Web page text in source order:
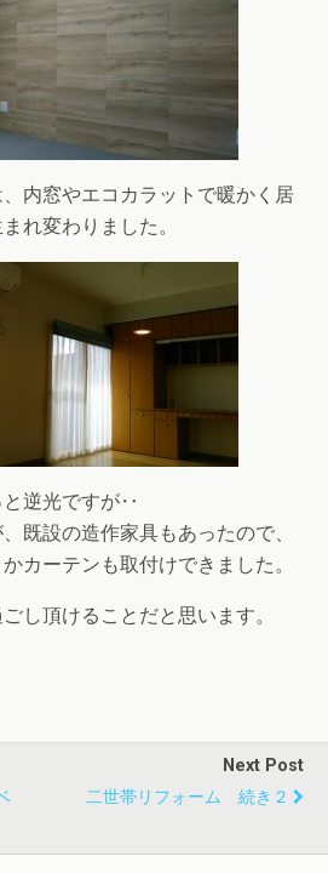
内窓やエコカラットで暖かく居
れ変わりました。
と逆光ですが‥
既設の造作家具もあったので、
カーテンも取付けできました。
し頂けることだと思います。
Next Post
二世帯リフォーム 続き２